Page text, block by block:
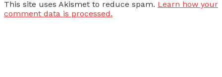
This site uses Akismet to reduce spam. Learn how your
comment data is processed.